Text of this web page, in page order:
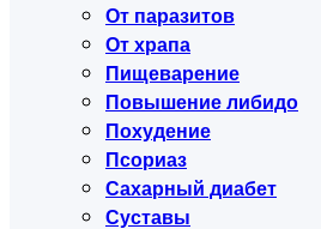
От паразитов
От храпа
Пищеварение
Повышение либидо
Похудение
Псориаз
Сахарный диабет
Суставы